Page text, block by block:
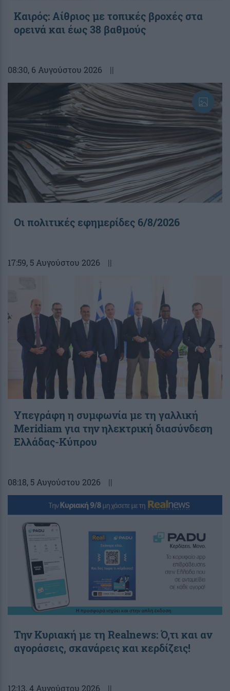
Καιρός: Αίθριος με τοπικές βροχές στα
ορεινά και έως 38 βαθμούς
08:30, 6 Αυγούστου 2026 ||
Οι πολιτικές εφημερίδες 6/8/2026
17:59, 5 Αυγούστου 2026 ||
Υπεγράφη η συμφωνία με τη γαλλική
Meridiam για την ηλεκτρική διασύνδεση
Ελλάδας-Κύπρου
08:18, 5 Αυγούστου 2026 ||
Την Κυριακή με τη Realnews: Ό,τι και αν
αγοράσεις, σκανάρεις και κερδίζεις!
12:13, 4 Αυγούστου 2026 ||